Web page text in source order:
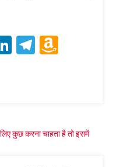
LinkedIn
Telegram